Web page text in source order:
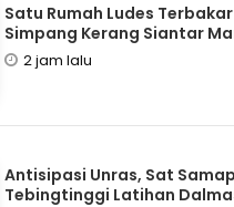
Satu Rumah Ludes
Simpang Kerang Siantar
2 jam lalu
Antisipasi Unras, Sat
Tebingtinggi Latihan